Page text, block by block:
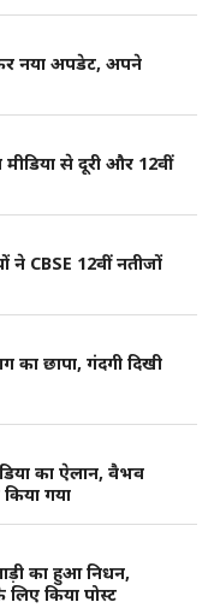
नया अपडेट, अपने
मीडिया से दूरी और 12वीं
ने CBSE 12वीं नतीजों
का छापा, गंदगी दिखी
का ऐलान, वैभव
गया
का हुआ निधन,
किया पोस्ट